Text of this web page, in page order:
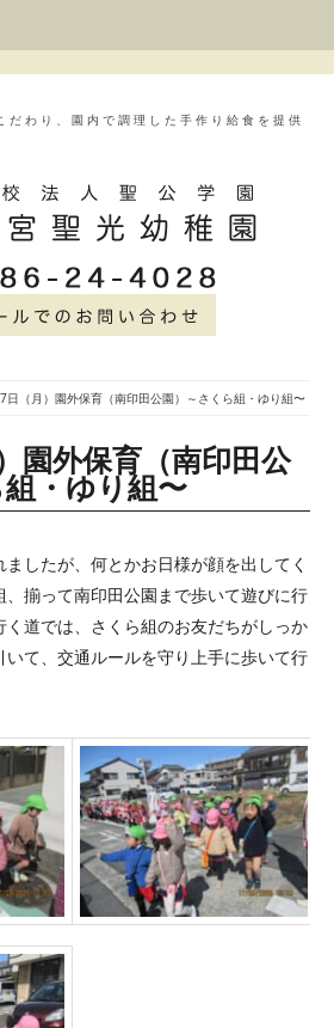
だわり、園内で調理した手作り給食を提供
日（月）園外保育（南印田公園）～さくら組・ゆり組〜
園外保育（南印田公
・ゆり組〜
したが、何とかお日様が顔を出してく
揃って南印田公園まで歩いて遊びに行
く道では、さくら組のお友だちがしっか
いて、交通ルールを守り上手に歩いて行